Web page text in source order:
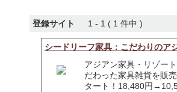
登録サイト 1 - 1 ( 1 件中 )
シードリーフ家具：こだわりのア
アジアン家具・リゾー
だわった家具雑貨を販
タート！18,480円